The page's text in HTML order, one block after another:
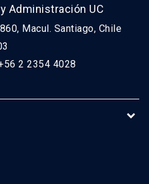
Administración UC
Macul. Santiago, Chile
2 2354 4028